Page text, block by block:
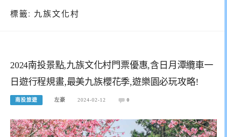
標籤: 九族文化村
2024南投景點,九族文化村門票優惠,含日月潭纜車一
日遊行程規畫,最美九族櫻花季,遊樂園必玩攻略!
南投旅遊 左豪 2024-02-12 0